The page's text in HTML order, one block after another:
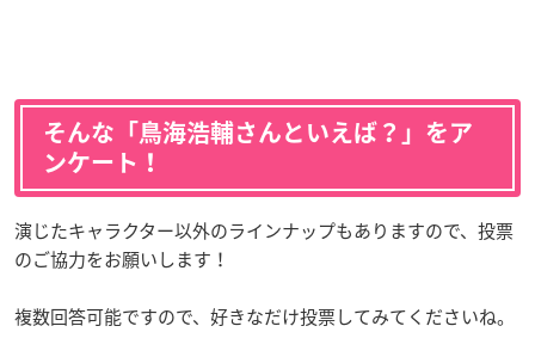
そんな「鳥海浩輔さんといえば？」をア
ンケート！
演じたキャラクター以外のラインナップもありますので、投票
のご協力をお願いします！
複数回答可能ですので、好きなだけ投票してみてくださいね。